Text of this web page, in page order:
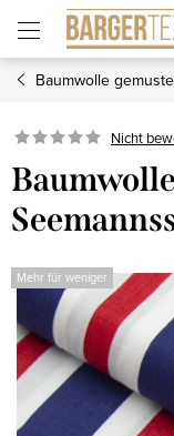
Inhalt
springen
Baumwolle
Nicht
Mehr für weniger